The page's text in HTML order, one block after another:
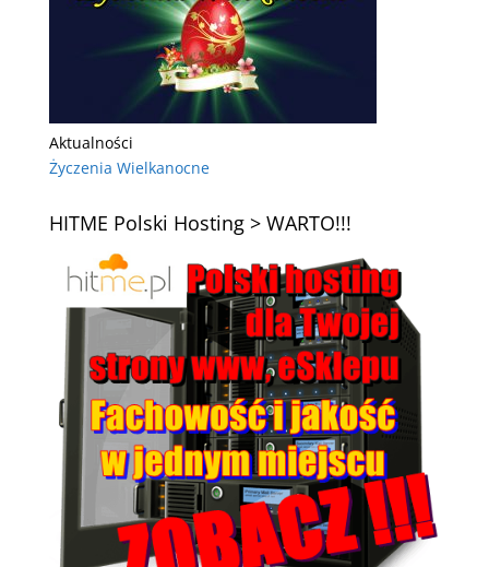
Aktualności
Życzenia Wielkanocne
HITME Polski Hosting > WARTO!!!